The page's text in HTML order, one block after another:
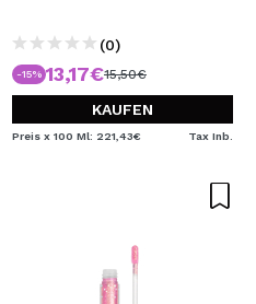
(0)
-15% 13,17€15,50€
KAUFEN
Preis x 100 Ml: 221,43€ Tax Inb.